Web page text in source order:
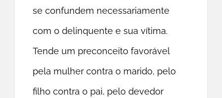
se confundem necessariamente
com o delinquente e sua vítima.
Tende um preconceito favorável
pela mulher contra o marido, pelo
filho contra o pai, pelo devedor